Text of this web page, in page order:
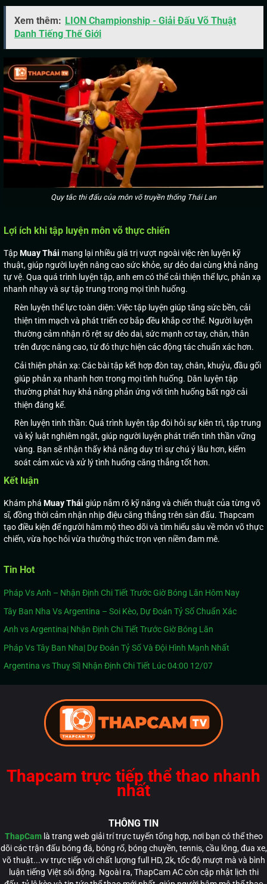
Xem thêm: LION Championship - Giải Đấu Võ Thuật
Danh Tiếng Thế Giới
Quy tắc thi đấu của môn võ truyền thống Thái Lan
Lợi ích khi tập luyện môn võ thực chiến
TậpMuayThái mang lại nhiều giá trị vượt ngoài việc rèn luyện kỹ
thuật, giúp người luyện nâng cao sức khỏe, sự dẻo dai cùng khả năng
tự vệ. Qua quá trình luyện tập, anh em có thể cải thiện thể lực, phản xạ
nhanh nhạy và sự tập trung trong mọi tình huống.
Rèn luyện thể lực toàn diện: Việc tập luyện giúp tăng sức bền, cải
thiện tim mạch và phát triển cơ bắp đều khắp cơ thể. Người luyện
thường cảm nhận rõ rệt sự dẻo dai, sức mạnh cơ tay, chân, thân
trên được nâng cao, từ đó thực hiện các động tác chuẩn xác hơn.
Cải thiện phản xạ: Các bài tập kết hợp đòn tay, chân, khuỷu, đầu gối
giúp phản xạ nhanh hơn trong mọi tình huống. Dân luyện tập
thường phát huy khả năng phản ứng với tình huống bất ngờ cải
thiện đáng kể.
Rèn luyện tinh thần: Quá trình luyện tập đòi hỏi sự kiên trì, tập trung
và kỷ luật nghiêm ngặt, giúp người luyện phát triển tinh thần vững
vàng. Bạn sẽ nhận thấy khả năng duy trì sự chú ý lâu hơn, kiểm
soát cảm xúc và xử lý tình huống căng thẳng tốt hơn.
Kết luận
Khám phá MuayThái giúp nắm rõ kỹ năng và chiến thuật của từng võ
sĩ, đồng thời cảm nhận nhịp điệu căng thẳng trên sàn đấu. Thapcam
tạo điều kiện để người hâm mộ theo dõi và tìm hiểu sâu về môn võ thực
chiến, vừa học hỏi vừa thưởng thức trọn vẹn niềm đam mê.
Tin Hot
Pháp Vs Anh – Nhận Định Chi Tiết Trước Giờ Bóng Lăn Hôm Nay
Tây Ban Nha Vs Argentina – Soi Kèo, Dự Đoán Tỷ Số Chuẩn Xác
Anh vs Argentina| Nhận Định Chi Tiết Trước Giờ Bóng Lăn
Pháp Vs Tây Ban Nha| Dự Đoán Tỷ Số Và Đội Hình Mạnh Nhất
Argentina vs Thuỵ Sĩ| Nhận Định Chi Tiết Lúc 04:00 12/07
Thapcam trực tiếp thể thao nhanh
nhất
THÔNG TIN
ThapCamlà trang web giải trí trực tuyến tổng hợp, nơi bạn có thể theo
dõi các trận đấu bóng đá, bóng rổ, bóng chuyền, tennis, cầu lông, đua xe,
võ thuật...vv trực tiếp với chất lượng full HD, 2k, tốc độ mượt mà và bình
luận tiếng Việt sôi động. Ngoài ra, ThapCam AC còn cập nhật lịch thi